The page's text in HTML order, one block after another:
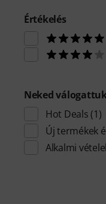
Értékelés
Neked
Hot Deals (1)
Új termékek
Alkalmi